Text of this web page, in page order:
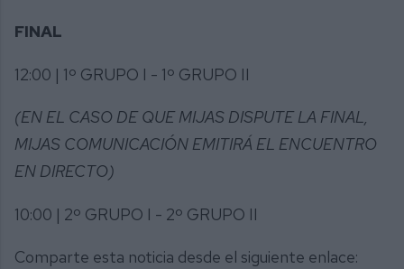
FINAL
12:00 | 1º GRUPO I - 1º GRUPO II
(EN EL CASO DE QUE MIJAS DISPUTE LA FINAL,
MIJAS COMUNICACIÓN EMITIRÁ EL ENCUENTRO
EN DIRECTO)
10:00 | 2º GRUPO I - 2º GRUPO II
Comparte esta noticia desde el siguiente enlace: